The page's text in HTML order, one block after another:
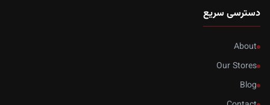
دسترسی سریع
About
Our Stores
Blog